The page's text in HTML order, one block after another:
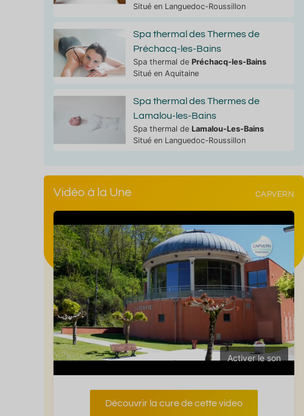
Situé en Languedoc-Roussillon
Spa thermal des Thermes de
Préchacq-les-Bains
Spa thermal de Préchacq-les-Bains
Situé en Aquitaine
Spa thermal des Thermes de
Lamalou-les-Bains
Spa thermal de Lamalou-Les-Bains
Situé en Languedoc-Roussillon
Vidéo à la Une CAPVERN
Activer le son
Découvrir la cure de cette video